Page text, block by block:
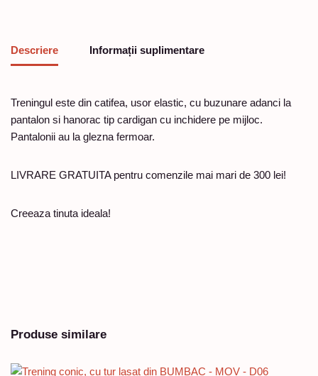
Descriere Informații suplimentare
Treningul este din catifea, usor elastic, cu buzunare adanci la
pantalon si hanorac tip cardigan cu inchidere pe mijloc.
Pantalonii au la glezna fermoar.
LIVRARE GRATUITA pentru comenzile mai mari de 300 lei!
Creeaza tinuta ideala!
Produse similare